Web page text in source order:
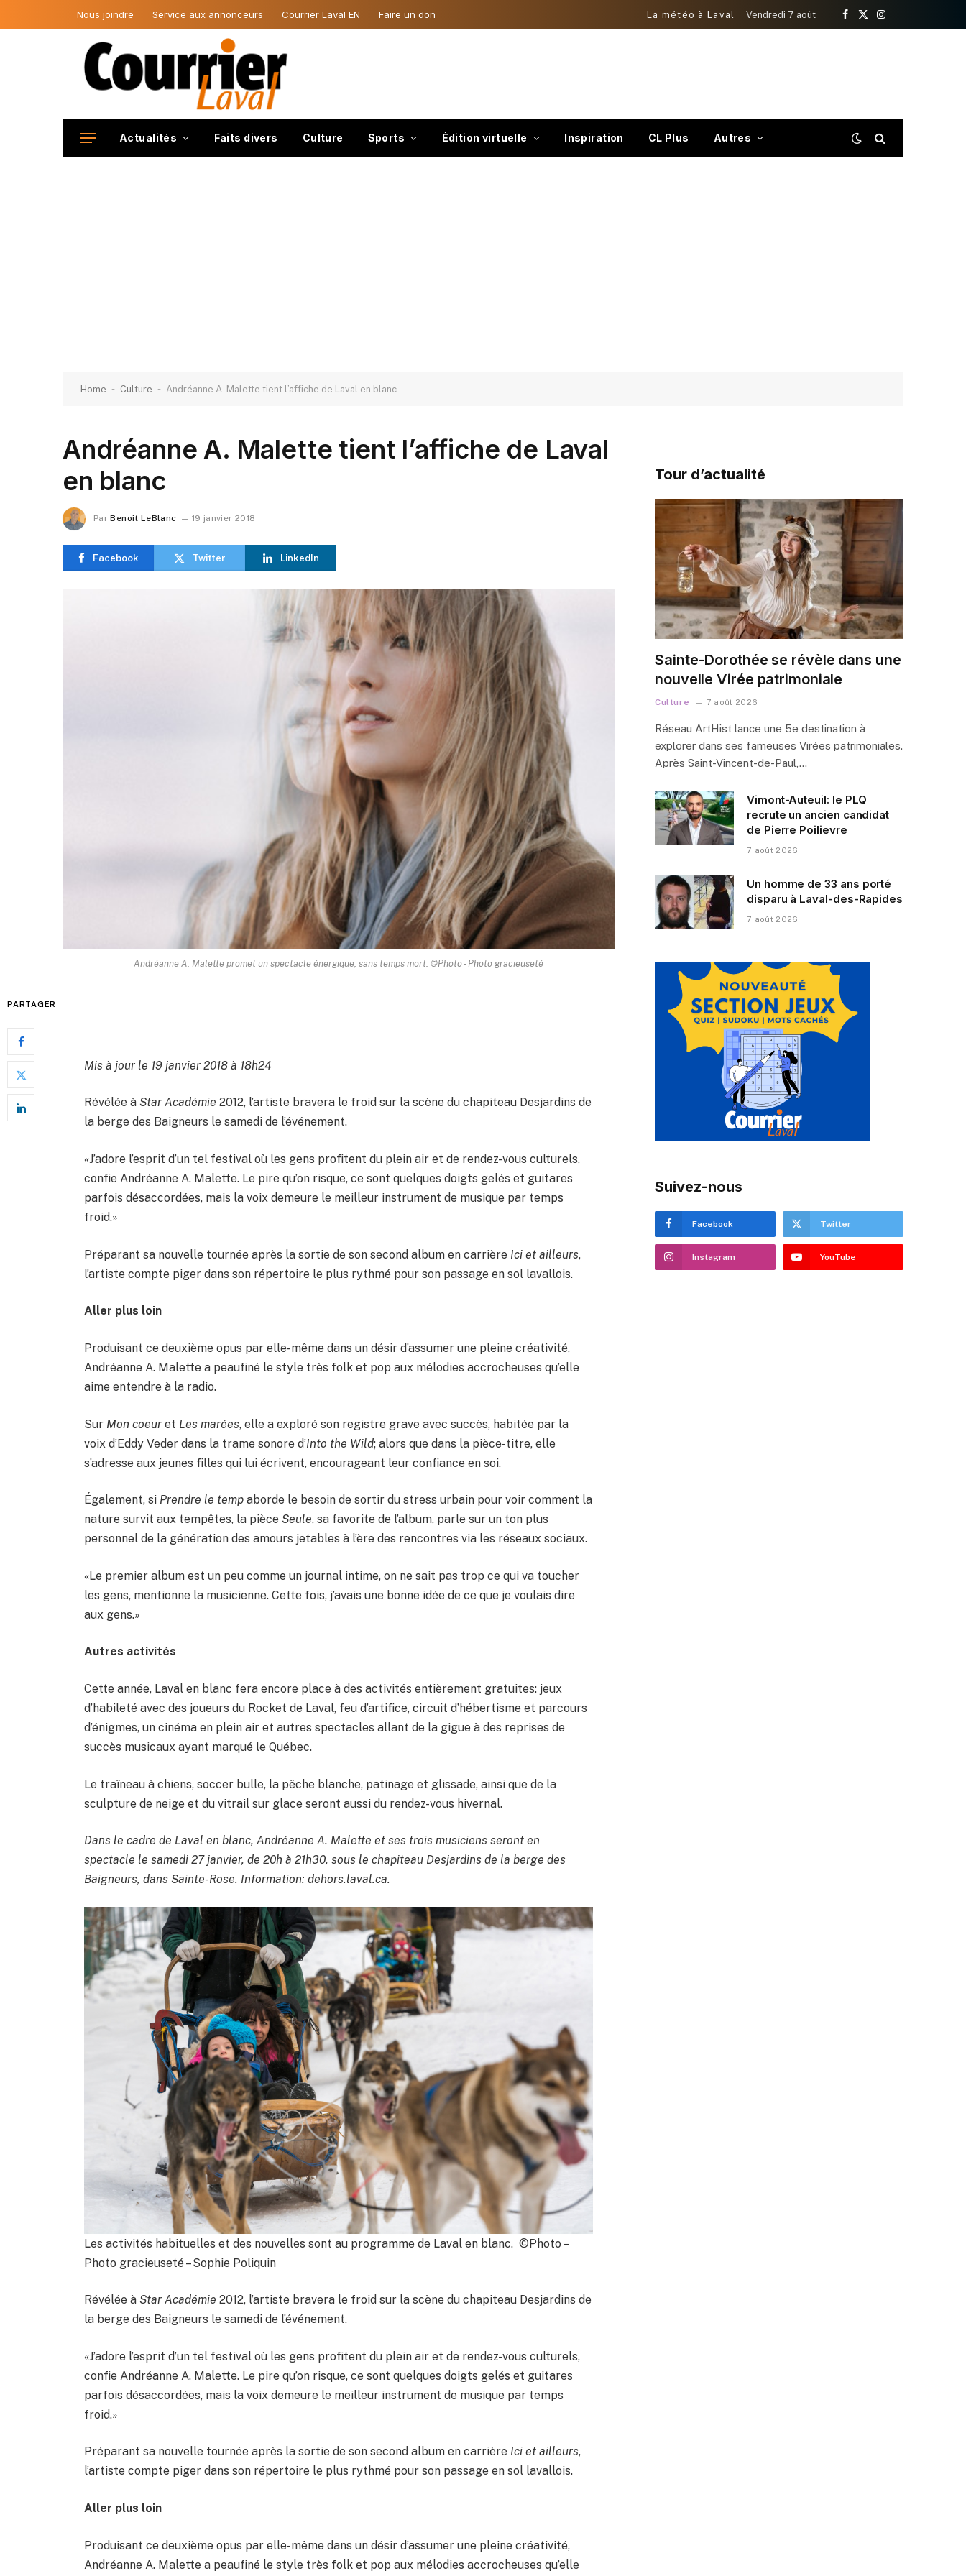
Nous joindre Service aux annonceurs Courrier Laval EN Faire un don La météo à Laval Vendredi 7 août
Facebook
X
Instagram
Actualités Faits divers Culture Sports Édition virtuelle Inspiration CL Plus Autres
Home - Culture - Andréanne A. Malette tient l’affiche de Laval en blanc
Andréanne A. Malette tient l’affiche de Laval
en blanc
Par Benoit LeBlanc 19 janvier 2018
Facebook Twitter LinkedIn
Andréanne A. Malette promet un spectacle énergique, sans temps mort. ©Photo - Photo gracieuseté
PARTAGER
Mis à jour le 19 janvier 2018 à 18h24
Révélée à Star Académie 2012, l’artiste bravera le froid sur la scène du chapiteau Desjardins de
la berge des Baigneurs le samedi de l’événement.
«J’adore l’esprit d’un tel festival où les gens profitent du plein air et de rendez-vous culturels,
confie Andréanne A. Malette. Le pire qu’on risque, ce sont quelques doigts gelés et guitares
parfois désaccordées, mais la voix demeure le meilleur instrument de musique par temps
froid.»
Préparant sa nouvelle tournée après la sortie de son second album en carrière Ici et ailleurs,
l’artiste compte piger dans son répertoire le plus rythmé pour son passage en sol lavallois.
Aller plus loin
Produisant ce deuxième opus par elle-même dans un désir d’assumer une pleine créativité,
Andréanne A. Malette a peaufiné le style très folk et pop aux mélodies accrocheuses qu’elle
aime entendre à la radio.
Sur Mon coeur et Les marées, elle a exploré son registre grave avec succès, habitée par la
voix d’Eddy Veder dans la trame sonore d’Into the Wild; alors que dans la pièce-titre, elle
s’adresse aux jeunes filles qui lui écrivent, encourageant leur confiance en soi.
Également, si Prendre le temp aborde le besoin de sortir du stress urbain pour voir comment la
nature survit aux tempêtes, la pièce Seule, sa favorite de l’album, parle sur un ton plus
personnel de la génération des amours jetables à l’ère des rencontres via les réseaux sociaux.
«Le premier album est un peu comme un journal intime, on ne sait pas trop ce qui va toucher
les gens, mentionne la musicienne. Cette fois, j’avais une bonne idée de ce que je voulais dire
aux gens.»
Autres activités
Cette année, Laval en blanc fera encore place à des activités entièrement gratuites: jeux
d’habileté avec des joueurs du Rocket de Laval, feu d’artifice, circuit d’hébertisme et parcours
d’énigmes, un cinéma en plein air et autres spectacles allant de la gigue à des reprises de
succès musicaux ayant marqué le Québec.
Le traîneau à chiens, soccer bulle, la pêche blanche, patinage et glissade, ainsi que de la
sculpture de neige et du vitrail sur glace seront aussi du rendez-vous hivernal.
Dans le cadre de Laval en blanc, Andréanne A. Malette et ses trois musiciens seront en
spectacle le samedi 27 janvier, de 20h à 21h30, sous le chapiteau Desjardins de la berge des
Baigneurs, dans Sainte-Rose. Information: dehors.laval.ca.
Les activités habituelles et des nouvelles sont au programme de Laval en blanc. ©Photo –
Photo gracieuseté – Sophie Poliquin
Révélée à Star Académie 2012, l’artiste bravera le froid sur la scène du chapiteau Desjardins de
la berge des Baigneurs le samedi de l’événement.
«J’adore l’esprit d’un tel festival où les gens profitent du plein air et de rendez-vous culturels,
confie Andréanne A. Malette. Le pire qu’on risque, ce sont quelques doigts gelés et guitares
parfois désaccordées, mais la voix demeure le meilleur instrument de musique par temps
froid.»
Préparant sa nouvelle tournée après la sortie de son second album en carrière Ici et ailleurs,
l’artiste compte piger dans son répertoire le plus rythmé pour son passage en sol lavallois.
Aller plus loin
Produisant ce deuxième opus par elle-même dans un désir d’assumer une pleine créativité,
Andréanne A. Malette a peaufiné le style très folk et pop aux mélodies accrocheuses qu’elle
Tour d’actualité
Sainte-Dorothée se révèle dans une
nouvelle Virée patrimoniale
Culture 7 août 2026
Réseau ArtHist lance une 5e destination à
explorer dans ses fameuses Virées patrimoniales.
Après Saint-Vincent-de-Paul,…
Vimont-Auteuil: le PLQ
recrute un ancien candidat
de Pierre Poilievre
7 août 2026
Un homme de 33 ans porté
disparu à Laval-des-Rapides
7 août 2026
Suivez-nous
Facebook Twitter
Instagram YouTube